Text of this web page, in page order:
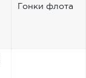
Гонки флота